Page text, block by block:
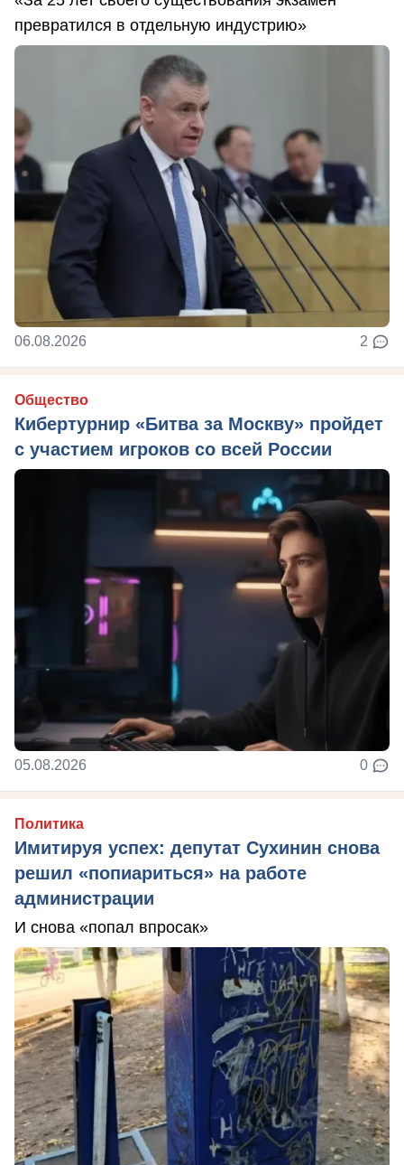
превратился в отдельную индустрию»
06.08.2026 2
Общество
Кибертурнир «Битва за Москву» пройдет
с участием игроков со всей России
05.08.2026 0
Политика
Имитируя успех: депутат Сухинин снова
решил «попиариться» на работе
администрации
И снова «попал впросак»